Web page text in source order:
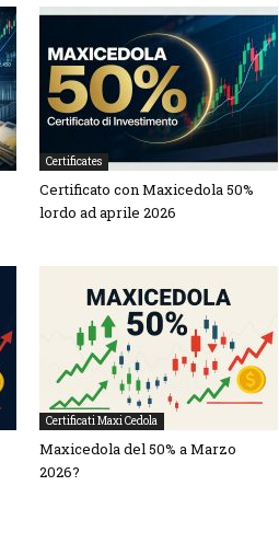
Certificates
Certificato con Maxicedola 50%
lordo ad aprile 2026
Certificati Maxi Cedola
Maxicedola del 50% a Marzo
2026?